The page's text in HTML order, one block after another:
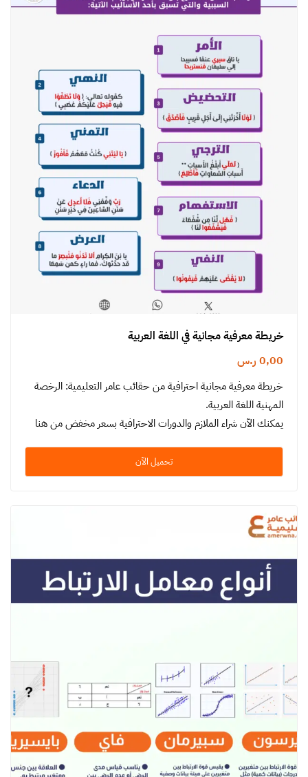
خريطة معرفية مجانية في اللغة العربية
0,00 ر.س
خريطة معرفية مجانية احترافية من حقائب عامر التعليمية: الرخصة
المهنية اللغة العربية.
يمكنك الآن شراء الملازم والدورات الاحترافية بسعر مخفض من هنا
تحميل الآن